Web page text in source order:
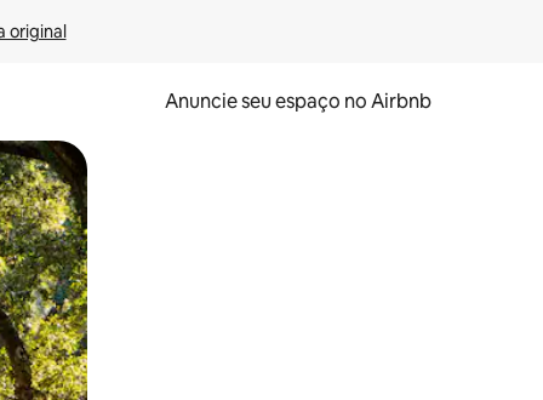
original
Anuncie seu espaço no Airbnb